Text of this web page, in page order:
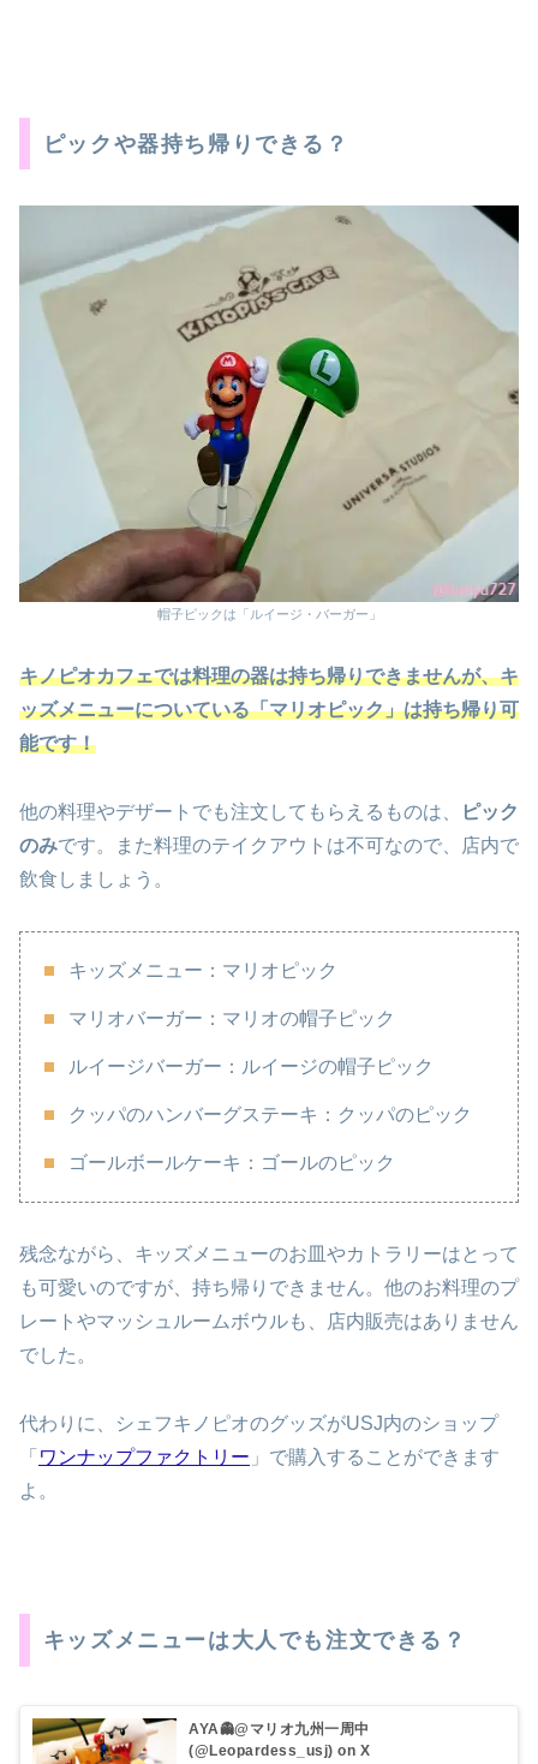
ピックや器持ち帰りできる？
帽子ピックは「ルイージ・バーガー」
キノピオカフェでは料理の器は持ち帰りできませんが、キ
ッズメニューについている「マリオピック」は持ち帰り可
能です！
他の料理やデザートでも注文してもらえるものは、
ピック
のみです。また料理のテイクアウトは不可なので、店内で
飲食しましょう。
キッズメニュー：マリオピック
マリオバーガー：マリオの帽子ピック
ルイージバーガー：ルイージの帽子ピック
クッパのハンバーグステーキ：クッパのピック
ゴールボールケーキ：ゴールのピック
残念ながら、キッズメニューのお皿やカトラリーはとって
も可愛いのですが、持ち帰りできません。他のお料理のプ
レートやマッシュルームボウルも、店内販売はありません
でした。
代わりに、シェフキノピオのグッズがUSJ内のショップ
「 ワンナップファクトリー 」で購入することができます
よ。
キッズメニューは大人でも注文できる？
AYA👻@マリオ九州一周中
(@Leopardess_usj) on X